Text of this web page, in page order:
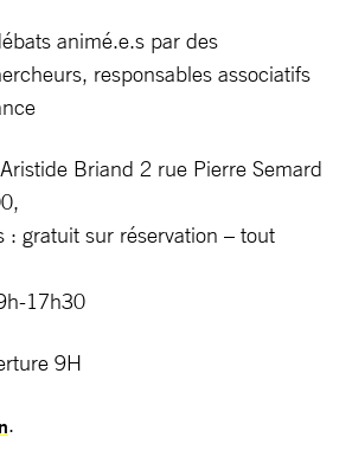
animé.e.s par des
responsables associatifs
Briand 2 rue Pierre Semard
: gratuit sur réservation – tout
17h30
9H
.